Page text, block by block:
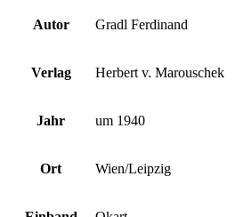
Autor Gradl Ferdinand
Verlag Herbert v. Marouschek
Jahr um 1940
Ort Wien/Leipzig